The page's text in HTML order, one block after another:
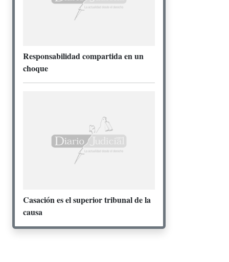
Responsabilidad compartida en un
choque
Casación es el superior tribunal de la
causa